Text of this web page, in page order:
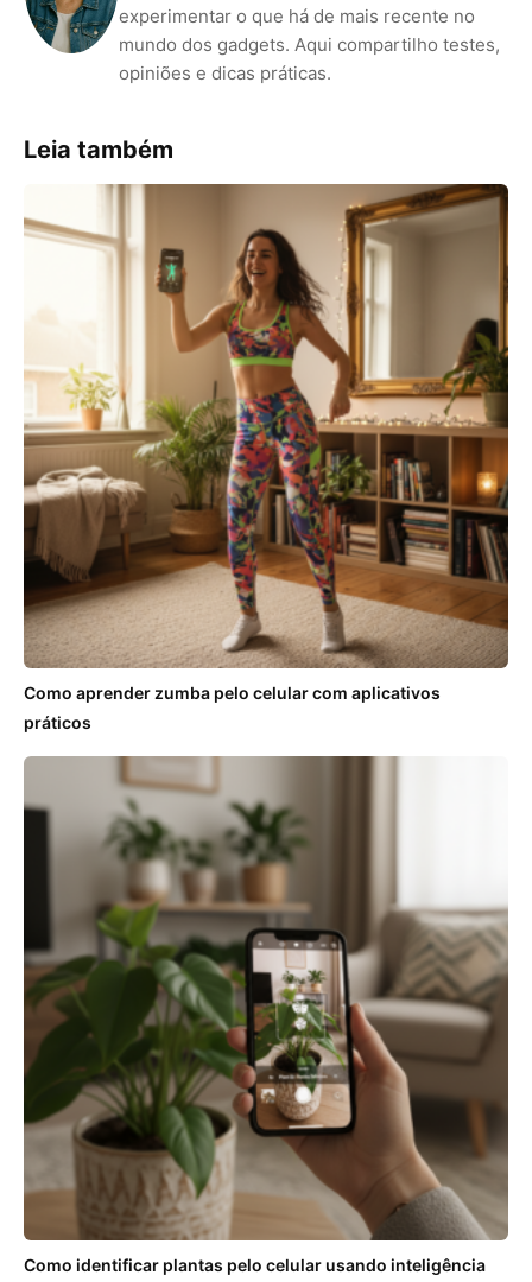
experimentar o que há de mais recente no
mundo dos gadgets. Aqui compartilho testes,
opiniões e dicas práticas.
Leia também
Como aprender zumba pelo celular com aplicativos
práticos
Como identificar plantas pelo celular usando inteligência